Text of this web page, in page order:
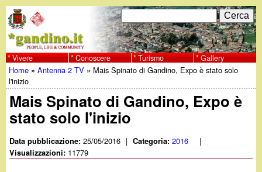
al
contenuto
principale
w
w
w
.
F
o
r
m
d
r
C
e
r
c
a
Vivere Conoscere Turismo Gallery
Tu
sei
qui
Home »Antenna 2 TV » Mais Spinato di Gandino, Expo è stato solo
l'inizio
Mais Spinato di Gandino, Expo è
stato solo l'inizio
Data pubblicazione:25/05/2016 | Categoria:2016 |
Visualizzazioni: 11779